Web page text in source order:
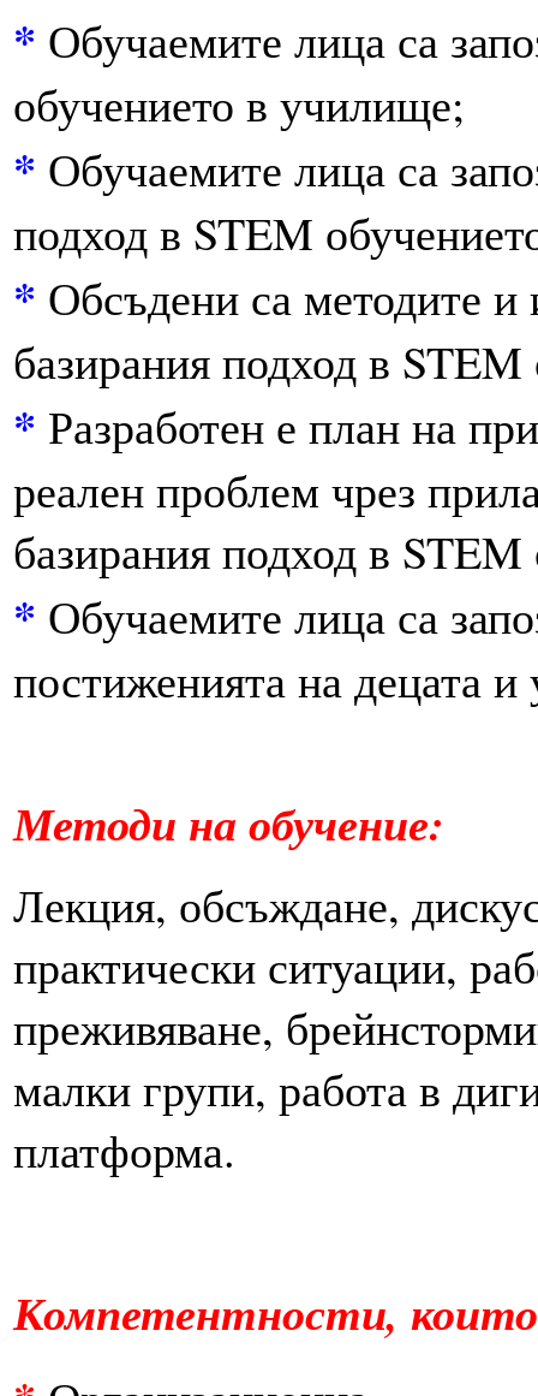
* Обучаемите лица са
обучението в училище;
* Обучаемите лица са
подход в STEM
* Обсъдени са методите
базирания подход в
* Разработен е план на
реален проблем чрез
базирания подход в
* Обучаемите лица са
постиженията на децата и
Методи на обучение:
Лекция, обсъждане,
практически ситуации,
преживяване,
малки групи, работа в
платформа.
Компетентности,